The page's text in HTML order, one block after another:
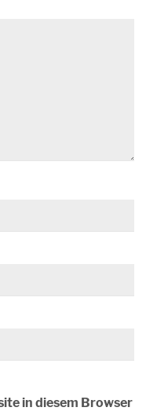
in diesem Browser